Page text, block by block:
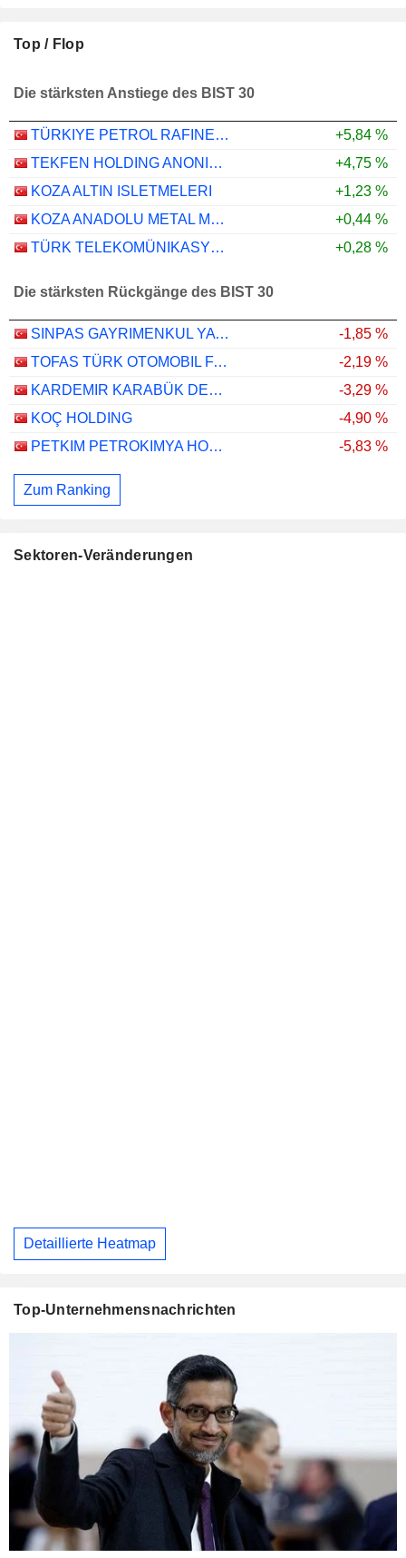
Top / Flop
Die stärksten Anstiege des BIST 30
TÜRKIYE PETROL RAFINERILERI
+5,84 %
TEKFEN HOLDING ANONIM SIRKETI
+4,75 %
KOZA ALTIN ISLETMELERI
+1,23 %
KOZA ANADOLU METAL MADENCILIK ISLETMELERI
+0,44 %
TÜRK TELEKOMÜNIKASYON ANONIM SIRKETI
+0,28 %
Die stärksten Rückgänge des BIST 30
SINPAS GAYRIMENKUL YATIRIM ORTAKLIGI
-1,85 %
TOFAS TÜRK OTOMOBIL FABRIKASI ANONIM SIRKETI
-2,19 %
KARDEMIR KARABÜK DEMIR ÇELIK SANAYI VE TICARET
-3,29 %
KOÇ HOLDING
-4,90 %
PETKIM PETROKIMYA HOLDING ANONIM SIRKETI
-5,83 %
Zum Ranking
Sektoren-Veränderungen
Detaillierte Heatmap
Top-Unternehmensnachrichten